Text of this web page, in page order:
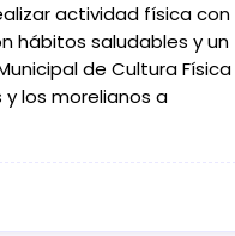
actividad física con
hábitos saludables y un
de Cultura Física
los morelianos a